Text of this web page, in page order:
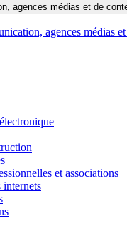
agences médias et de
agences médias
et associations
internets